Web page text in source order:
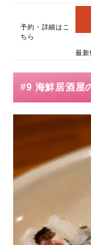
予約・詳細はこ
ちら
最新
#9 海鮮居酒屋